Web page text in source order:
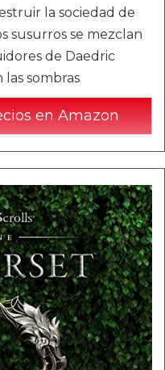
la sociedad de
susurros se mezclan
de Daedric
sombras
en Amazon